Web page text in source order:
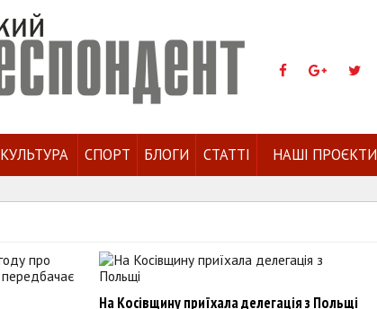
КУЛЬТУРА СПОРТ БЛОГИ СТАТТІ НАШІ ПРОЄКТИ
На Косівщину приїхала делегація з Польщі